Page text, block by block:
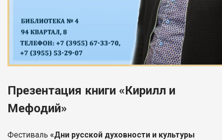
Презентация книги «Кирилл и
Мефодий»
Фестиваль «Дни русской духовности и культуры